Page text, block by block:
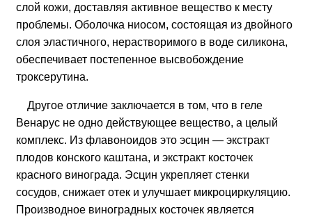
слой кожи, доставляя активное вещество к месту
проблемы. Оболочка ниосом, состоящая из двойного
слоя эластичного, нерастворимого в воде силикона,
обеспечивает постепенное высвобождение
троксерутина.
Другое отличие заключается в том, что в геле
Венарус не одно действующее вещество, а целый
комплекс. Из флавоноидов это эсцин — экстракт
плодов конского каштана, и экстракт косточек
красного винограда. Эсцин укрепляет стенки
сосудов, снижает отек и улучшает микроциркуляцию.
Производное виноградных косточек является